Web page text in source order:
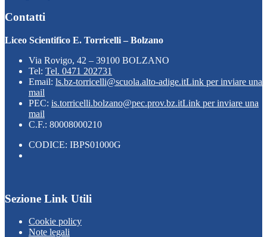
Contatti
Liceo Scientifico E. Torricelli – Bolzano
Via Rovigo, 42 – 39100 BOLZANO
Tel: Tel. 0471 202731
Email: ls.bz-torricelli@scuola.alto-adige.itLink per inviare una
mail
PEC: is.torricelli.bolzano@pec.prov.bz.itLink per inviare una
mail
C.F.: 80008000210
CODICE: IBPS01000G
Sezione Link Utili
Cookie policy
Note legali